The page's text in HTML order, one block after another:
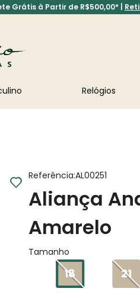
Grátis à Partir de R$500,00* |
Relógios
Referência:AL00251
Aliança
Amarelo
Tamanho
18 21